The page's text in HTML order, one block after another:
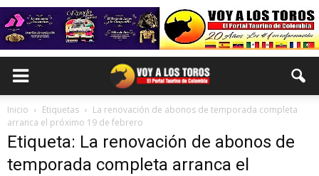
Inicio Etiquetas
La renovación de abonos de temporada completa
arranca el próximo 19 de febrero
Etiqueta: La renovación de abonos de
temporada completa arranca el